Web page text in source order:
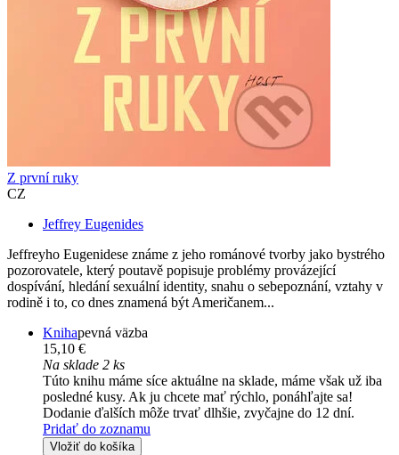
Z první ruky
CZ
Jeffrey Eugenides
Jeffreyho Eugenidese známe z jeho románové tvorby jako bystrého
pozorovatele, který poutavě popisuje problémy provázející
dospívání, hledání sexuální identity, snahu o sebepoznání, vztahy v
rodině i to, co dnes znamená být Američanem...
Knihapevná väzba
15,10 €
Na sklade 2 ks
Túto knihu máme síce aktuálne na sklade, máme však už iba
posledné kusy. Ak ju chcete mať rýchlo, ponáhľajte sa!
Dodanie ďalších môže trvať dlhšie, zvyčajne do 12 dní.
Pridať do zoznamu
Vložiť do košíka